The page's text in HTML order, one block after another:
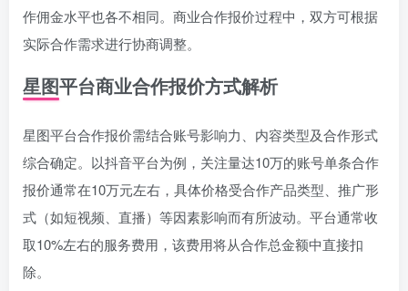
作佣金水平也各不相同。商业合作报价过程中，双方可根据
实际合作需求进行协商调整。
星图平台商业合作报价方式解析
星图平台合作报价需结合账号影响力、内容类型及合作形式
综合确定。以抖音平台为例，关注量达10万的账号单条合作
报价通常在10万元左右，具体价格受合作产品类型、推广形
式（如短视频、直播）等因素影响而有所波动。平台通常收
取10%左右的服务费用，该费用将从合作总金额中直接扣
除。